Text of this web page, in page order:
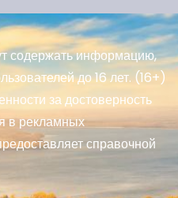
содержать информацию,
до 16 лет. (16+)
за достоверность
в рекламных
справочной